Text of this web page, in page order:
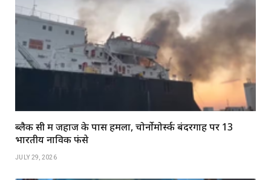
ब्लैक सी में जहाज के पास हमला, चोर्नोमोर्स्क बंदरगाह पर 13
भारतीय नाविक फंसे
JULY 29, 2026